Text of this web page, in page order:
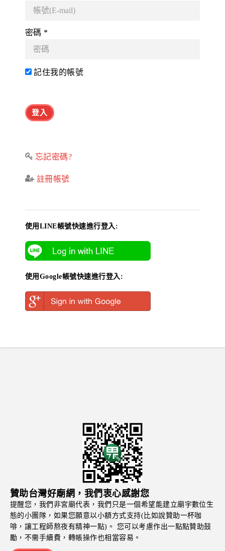
密碼 *
記住我的帳號
忘記密碼?
註冊帳號
使用LINE帳號快速進行登入:
使用Google帳號快速進行登入:
贊助台灣好廟網，我們衷心感謝您
提醒您，我們非宮廟代表，我們只是一個希望能建立廟宇數位生
態的小團隊，如果您願意以小額方式支持(比如說贊助一杯咖
啡，讓工程師熬夜有精神一點)。 您可以考慮作出一點點贊助鼓
勵，不需手續費，轉帳操作也相當容易。